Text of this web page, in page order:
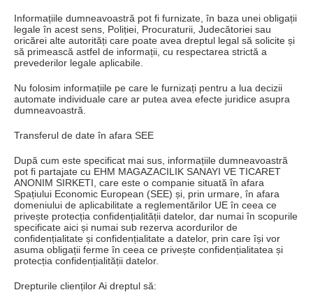
Informațiile dumneavoastră pot fi furnizate, în baza unei obligații
legale în acest sens, Poliției, Procuraturii, Judecătoriei sau
oricărei alte autorități care poate avea dreptul legal să solicite și
să primească astfel de informații, cu respectarea strictă a
prevederilor legale aplicabile.
Nu folosim informațiile pe care le furnizați pentru a lua decizii
automate individuale care ar putea avea efecte juridice asupra
dumneavoastră.
Transferul de date în afara SEE
După cum este specificat mai sus, informațiile dumneavoastră
pot fi partajate cu EHM MAGAZACILIK SANAYI VE TICARET
ANONIM SIRKETI, care este o companie situată în afara
Spațiului Economic European (SEE) și, prin urmare, în afara
domeniului de aplicabilitate a reglementărilor UE în ceea ce
privește protecția confidențialității datelor, dar numai în scopurile
specificate aici și numai sub rezerva acordurilor de
confidențialitate și confidențialitate a datelor, prin care își vor
asuma obligații ferme în ceea ce privește confidențialitatea și
protecția confidențialității datelor.
Drepturile clienților Ai dreptul să: